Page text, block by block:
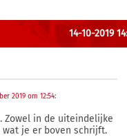
14-10-2019
2019 om 12:54:
Zowel in de uiteindelijke
je er boven schrijft.